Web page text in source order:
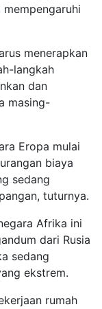
menerapkan
langkah
dan
masing-
Eropa mulai
biaya
sedang
tuturnya.
Afrika ini
dari Rusia
sedang
ekstrem.
rumah